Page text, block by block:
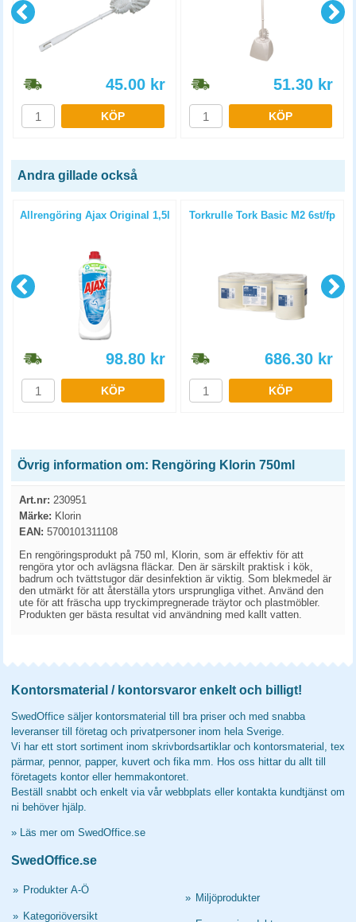
45.00 kr
KÖP
51.30 kr
KÖP
Andra gillade också
Allrengöring Ajax Original 1,5l
98.80 kr
KÖP
Torkrulle Tork Basic M2 6st/fp
686.30 kr
KÖP
Övrig information om: Rengöring Klorin 750ml
Art.nr: 230951
Märke: Klorin
EAN: 5700101311108
En rengöringsprodukt på 750 ml, Klorin, som är effektiv för att
rengöra ytor och avlägsna fläckar. Den är särskilt praktisk i kök,
badrum och tvättstugor där desinfektion är viktig. Som blekmedel är
den utmärkt för att återställa ytors ursprungliga vithet. Använd den
ute för att fräscha upp tryckimpregnerade träytor och plastmöbler.
Produkten ger bästa resultat vid användning med kallt vatten.
Kontorsmaterial / kontorsvaror enkelt och billigt!
SwedOffice säljer kontorsmaterial till bra priser och med snabba
leveranser till företag och privatpersoner inom hela Sverige.
Vi har ett stort sortiment inom skrivbordsartiklar och kontorsmaterial, tex
pärmar, pennor, papper, kuvert och fika mm. Hos oss hittar du allt till
företagets kontor eller hemmakontoret.
Beställ snabbt och enkelt via vår webbplats eller kontakta kundtjänst om
ni behöver hjälp.
» Läs mer om SwedOffice.se
SwedOffice.se
» Produkter A-Ö
» Kategoriöversikt
» Miljöprodukter